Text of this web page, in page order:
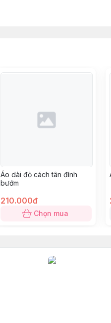
Áo dài đỏ cách tân đính
bướm
210.000đ
Chọn mua